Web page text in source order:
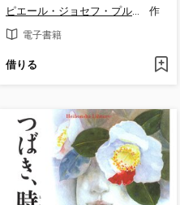
ピエール・ジョセフ・プルードン 作
電子書籍
借りる